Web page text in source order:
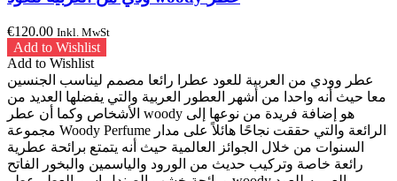
€120.00 Inkl. MwSt
Add to Wishlist
Add to Wishlist
عطر وودي من العربية للعود عطرا رائعا مصمم ليناسب الجنسين
معا حيث أنه واحدا من أشهر العطور العربية والتي يفضلها العديد من
الأشخاص وكما أن عطر woody هو إضافة فريدة من نوعها إلى
مجموعة Woody Perfume الرائعة والتي حققت نجاحًا هائلاً على مدار
السنوات من خلال الجوائز العالمية حيث أنه يتمتع برائحة عطرية
رائعة خاصة وتركيب حديث من الورود والياسمين والبخور الفاتح